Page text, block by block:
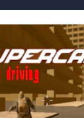
free.